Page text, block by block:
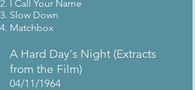
I Call Your Name
Slow Down
Matchbox
A Hard Day's Night (Extracts
from the Film)
04/11/1964